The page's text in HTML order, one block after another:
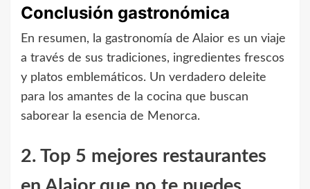
Conclusión gastronómica
En resumen, la gastronomía de Alaior es un viaje
a través de sus tradiciones, ingredientes frescos
y platos emblemáticos. Un verdadero deleite
para los amantes de la cocina que buscan
saborear la esencia de Menorca.
2. Top 5 mejores restaurantes